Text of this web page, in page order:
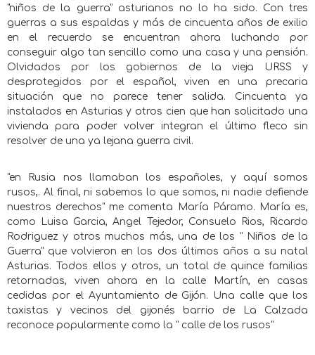
"niños de la guerra" asturianos no lo ha sido. Con tres
guerras a sus espaldas y más de cincuenta años de exilio
en el recuerdo se encuentran ahora luchando por
conseguir algo tan sencillo como una casa y una pensión.
Olvidados por los gobiernos de la vieja URSS y
desprotegidos por el español, viven en una precaria
situación que no parece tener salida. Cincuenta ya
instalados en Asturias y otros cien que han solicitado una
vivienda para poder volver integran el último fleco sin
resolver de una ya lejana guerra civil.
"en Rusia nos llamaban los españoles, y aquí somos
rusos,. Al final, ni sabemos lo que somos, ni nadie defiende
nuestros derechos" me comenta María Páramo. María es,
como Luisa Garcia, Angel Tejedor, Consuelo Rios, Ricardo
Rodriguez y otros muchos más, una de los " Niños de la
Guerra" que volvieron en los dos últimos años a su natal
Asturias. Todos ellos y otros, un total de quince familias
retornadas, viven ahora en la calle Martín, en casas
cedidas por el Ayuntamiento de Gijón. Una calle que los
taxistas y vecinos del gijonés barrio de La Calzada
reconoce popularmente como la " calle de los rusos"